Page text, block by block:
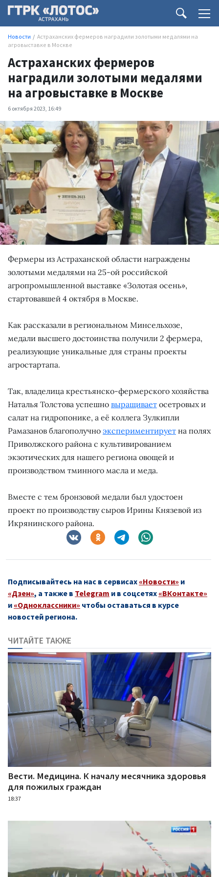
Новости
Астраханских фермеров наградили золотыми медалями на
агровыставке в Москве
Астраханских фермеров
наградили золотыми медалями
на агровыставке в Москве
6 октября 2023, 16:49
Фермеры из Астраханской области награждены
золотыми медалями на 25-ой российской
агропромышленной выставке «Золотая осень»,
стартовавшей 4 октября в Москве.
Как рассказали в региональном Минсельхозе,
медали высшего достоинства получили 2 фермера,
реализующие уникальные для страны проекты
агростартапа.
Так, владелица крестьянско-фермерского хозяйства
Наталья Толстова успешно выращивает осетровых и
салат на гидропонике, а её коллега Зулкипли
Рамазанов благополучно экспериментирует на полях
Приволжского района с культивированием
экзотических для нашего региона овощей и
производством тминного масла и меда.
Вместе с тем бронзовой медали был удостоен
проект по производству сыров Ирины Князевой из
Икрянинского района.
Подписывайтесь на нас в сервисах «Новости» и
«Дзен», а также в Telegram и в соцсетях «ВКонтакте»
и «Одноклассники» чтобы оставаться в курсе
новостей региона.
ЧИТАЙТЕ ТАКЖЕ
Вести. Медицина. К началу месячника здоровья
для пожилых граждан
18:37